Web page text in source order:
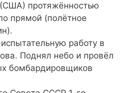
протяжённостью
прямой (полётное
работу в
Поднял небо и провёл
бомбардировщиков